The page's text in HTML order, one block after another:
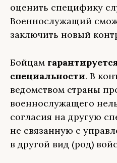
оценить специфику
Военнослужащий
заключить новый
Бойцам
специальности. В
ведомством страны
военнослужащего
согласия на другую
не связанную с
в другой вид (род)